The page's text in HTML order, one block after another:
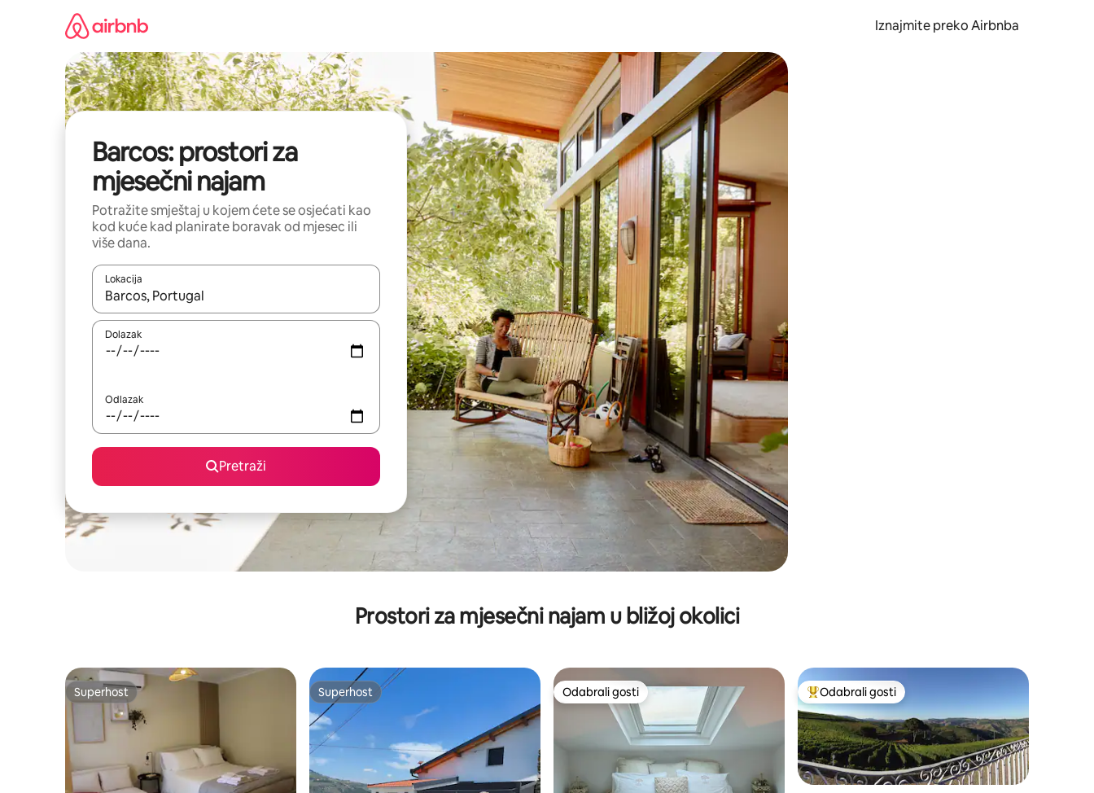
Iznajmite preko Airbnba
Barcos: prostori za
mjesečni najam
Potražite smještaj u kojem ćete se osjećati kao
kod kuće kad planirate boravak od mjesec ili
više dana.
Lokacija
Kada budu dostupni rezultati, moći ćete ih pregledati koristeći se strelicama prema gore i prema dolje, kao i dodirom ili prelaskom prstom po zaslonu.
Dolazak
Odlazak
Pretraži
Prostori za mjesečni najam u bližoj okolici
Superhost
Superhost Superhost
Superhost Odabrali gosti
Odabrali gosti Među najviše rangiranima s oznakom „Odabrali gosti”
Odabrali gosti